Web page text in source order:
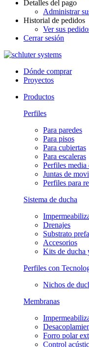
Detalles del pago
Administrar
Historial de pedidos
Ver sus
Cerrar sesión
Dónde comprar
Proyectos
Productos
Perfiles
Para paredes
Para pisos
Para cubiertas
Para escaleras
Perfiles media
Juntas de
Perfiles para
Sistema de ducha
Drenajes
Substrato
Accesorios
Kits de ducha
Perfiles con
Nichos de
Membranas
Forro polar
Control